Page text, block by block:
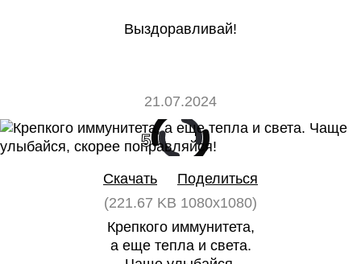
Выздоравливай!
21.07.2024
5 0
Скачать
Поделиться
(221.67 KB 1080x1080)
Крепкого иммунитета,
а еще тепла и света.